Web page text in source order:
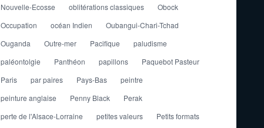
Nouvelle-Ecosse
oblitérations classiques
Obock
Occupation
océan Indien
Oubangui-Chari-Tchad
Ouganda
Outre-mer Pacifique
paludisme
paléontolgie
Panthéon papillons
Paquebot Pasteur
Paris
par paires Pays-Bas
peintre
peinture anglaise
Penny Black
Perak
perte de l'Alsace-Lorraine
petites valeurs
Petits formats